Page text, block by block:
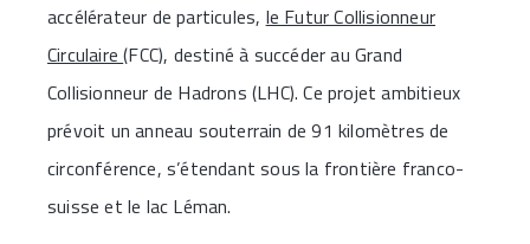
accélérateur de particules, le Futur Collisionneur
Circulaire(FCC), destiné à succéder au Grand
Collisionneur de Hadrons (LHC). Ce projet ambitieux
prévoit un anneau souterrain de 91 kilomètres de
circonférence, s’étendant sous la frontière franco-
suisse et le lac Léman.